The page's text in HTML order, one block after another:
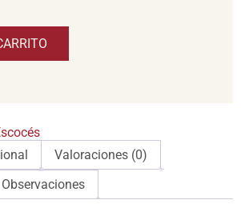
Valoraciones (0)
Observaciones